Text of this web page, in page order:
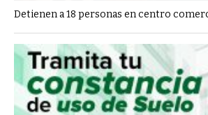
Detienen a 18 personas en centro